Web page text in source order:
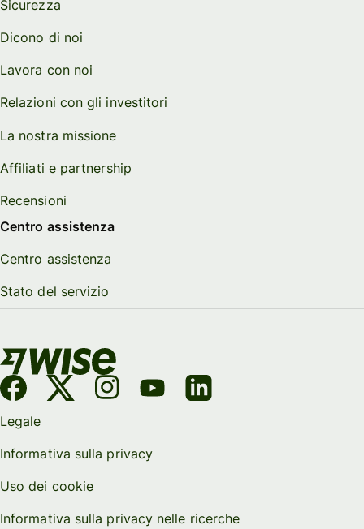
Sicurezza
Dicono di noi
Lavora con noi
Relazioni con gli investitori
La nostra missione
Affiliati e partnership
Recensioni
Centro assistenza
Centro assistenza
Stato del servizio
Legale
Informativa sulla privacy
Uso dei cookie
Informativa sulla privacy nelle ricerche